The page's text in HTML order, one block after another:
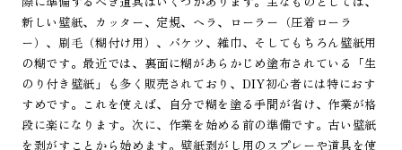
新しい壁紙、カッター、定規、ヘラ、ローラー（圧着ローラ
ー）、刷毛（糊付け用）、バケツ、雑巾、そしてもちろん壁紙用
の糊です。最近では、裏面に糊があらかじめ塗布されている「生
のり付き壁紙」も多く販売されており、DIY初心者には特におす
すめです。これを使えば、自分で糊を塗る手間が省け、作業が格
段に楽になります。次に、作業を始める前の準備です。古い壁紙
を剥がすことから始めます。壁紙剥がし用のスプレーや道具を使